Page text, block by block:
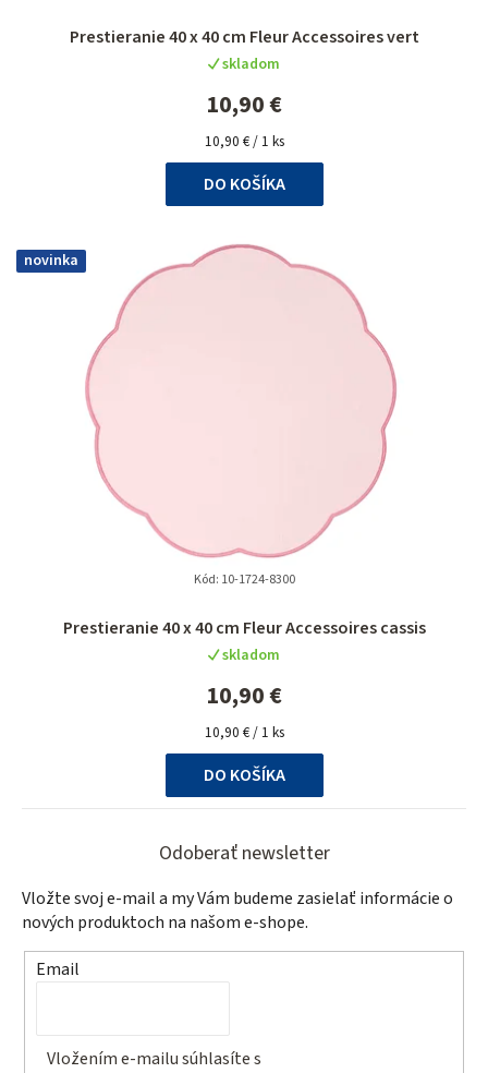
Prestieranie 40 x 40 cm Fleur Accessoires vert
skladom
10,90 €
Jednotková
cena:
10,90 € / 1 ks
DO KOŠÍKA
novinka
Prestieranie 40 x 40 cm Fleur Accessoires cassis
skladom
10,90 €
Jednotková
cena:
10,90 € / 1 ks
DO KOŠÍKA
Kód: 10-1724-8300
Odoberať newsletter
Vložte svoj e-mail a my Vám budeme zasielať informácie o
nových produktoch na našom e-shope.
Email
Vložením e-mailu súhlasíte s